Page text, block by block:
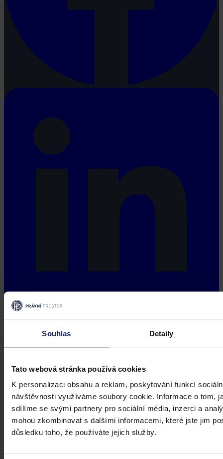
Souhlas Detaily
Tato webová stránka používá cookies
K personalizaci obsahu a reklam, poskytování funkcí
návštěvnosti využíváme soubory cookie. Informace o tom,
sdílíme se svými partnery pro sociální média, inzerci a
mohou zkombinovat s dalšími informacemi, které jste jim
důsledku toho, že používáte jejich služby.